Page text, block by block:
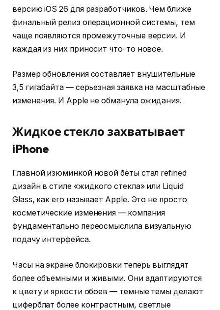
версию iOS 26 для разработчиков. Чем ближе
финальный релиз операционной системы, тем
чаще появляются промежуточные версии. И
каждая из них приносит что-то новое.
Размер обновления составляет внушительные
3,5 гигабайта — серьезная заявка на масштабные
изменения. И Apple не обманула ожидания.
Жидкое стекло захватывает
iPhone
Главной изюминкой новой беты стал refined
дизайн в стиле «жидкого стекла» или Liquid
Glass, как его называет Apple. Это не просто
косметические изменения — компания
фундаментально переосмыслила визуальную
подачу интерфейса.
Часы на экране блокировки теперь выглядят
более объемными и живыми. Они адаптируются
к цвету и яркости обоев — темные темы делают
циферблат более контрастным, светлые